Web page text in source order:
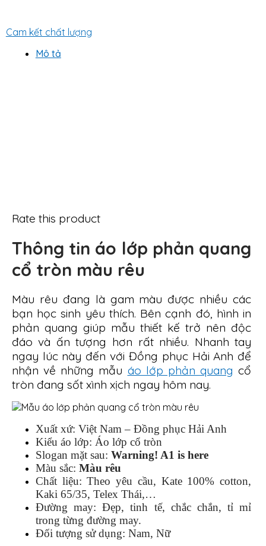
Cam kết chất lượng
Mô tả
Rate this product
Thông tin áo lớp phản quang
cổ tròn màu rêu
Màu rêu đang là gam màu được nhiều các
bạn học sinh yêu thích. Bên cạnh đó, hình in
phản quang giúp mẫu thiết kế trở nên độc
đáo và ấn tượng hơn rất nhiều. Nhanh tay
ngay lúc này đến với Đồng phục Hải Anh để
nhận về những mẫu áo lớp phản quang cổ
tròn đang sốt xình xịch ngay hôm nay.
Xuất xứ: Việt Nam – Đồng phục Hải Anh
Kiểu áo lớp: Áo lớp cổ tròn
Slogan mặt sau: Warning! A1 is here
Màu sắc: Màu rêu
Chất liệu: Theo yêu cầu, Kate 100% cotton,
Kaki 65/35, Telex Thái,…
Đường may: Đẹp, tinh tế, chắc chắn, tỉ mỉ
trong từng đường may.
Đối tượng sử dụng: Nam, Nữ